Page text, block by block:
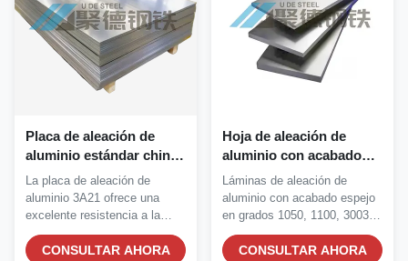
Placa de aleación de
aluminio estándar chino
3A21 con alta resistencia
a la corrosión,
formabilidad superior y
peso ligero para la
ingeniería
La placa de aleación de
aluminio 3A21 ofrece una
excelente resistencia a la
corrosión, una...
CONSULTAR AHORA
Hoja de aleación de
aluminio con acabado
espejo con alta
resistencia a la corrosión
y propiedades cortables
y soldables
Láminas de aleación de
aluminio con acabado espejo
en grados 1050, 1100, 3003,
5083 y 6061. Alta...
CONSULTAR AHORA